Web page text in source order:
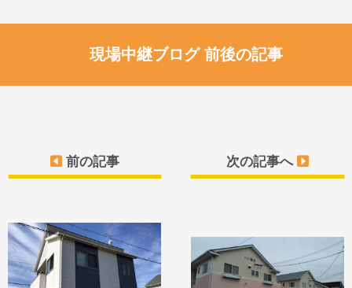
現場中継ブログ 前後の記事
前の記事 次の記事へ